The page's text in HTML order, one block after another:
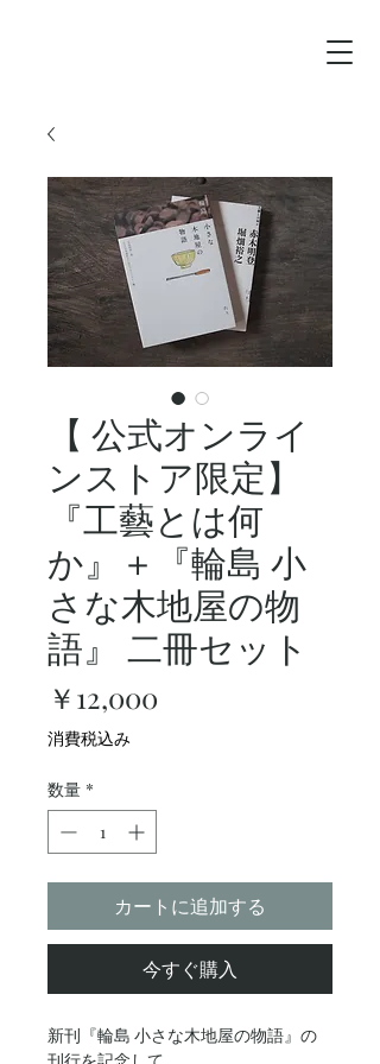
【 公式オンライ
ンストア限定】
『工藝とは何
か』＋『輪島 小
さな木地屋の物
語』 二冊セット
￥12,000
消費税込み
数量 *
カートに追加する
今すぐ購入
新刊『輪島 小さな木地屋の物語』の